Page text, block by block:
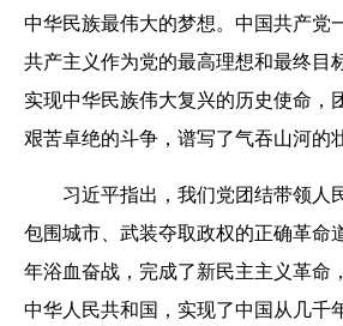
中华民族最伟大的梦想。中国共产党
共产主义作为党的最高理想和最终目
实现中华民族伟大复兴的历史使命，
艰苦卓绝的斗争，谱写了气吞山河的
习近平指出，我们党团结带领人
包围城市、武装夺取政权的正确革命
年浴血奋战，完成了新民主主义革命
中华人民共和国，实现了中国从几千